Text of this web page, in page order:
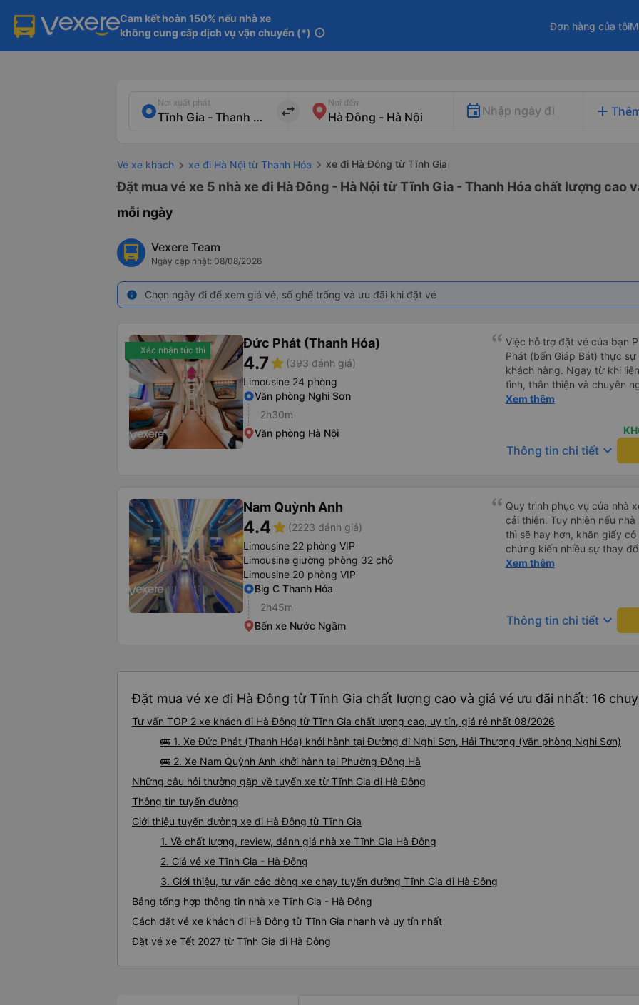
Cam kết hoàn 150% nếu nhà xe
không cung cấp dịch vụ vận chuyển (*) info
Đơn hàng của tôi
Nơi xuất phát
import_export
Nơi đến
Nhập ngày đi add
Vé xe khách xe đi Hà Nội từ Thanh Hóa xe đi Hà Đông từ Tĩnh Gia
Đặt mua vé xe 5 nhà xe đi Hà Đông - Hà Nội từ Tĩnh Gia - Thanh Hóa chất lượng cao
mỗi ngày
Vexere Team
Ngày cập nhật: 08/08/2026
info Chọn ngày đi để xem giá vé, số ghế trống và ưu đãi khi đặt vé
Xác nhận tức thì Đức Phát (Thanh Hóa)
4.7star (393 đánh giá)
Limousine 24 phòng
Văn phòng Nghi Sơn
2h30m
Văn phòng Hà Nội
Việc hỗ trợ đặt vé của bạn
Phát (bến Giáp Bát) thực
khách hàng. Ngay từ khi
tình, thân thiện và chuyên
thắc mắc đều được giải
Yến Nhi còn chủ động hỗ
việc giữ chỗ, xác nhận
cách phục vụ chuyên
cao chất lượng dịch vụ
tích cực cho nhà xe trong
một tấm gương đáng khen
tải hành khách.
Xem thêm
Thông tin chi tiết keyboard_arrow_down
Nam Quỳnh Anh
4.4star (2223 đánh giá)
Limousine 22 phòng VIP
Limousine giường phòng 32 chỗ
Limousine 20 phòng VIP
Big C Thanh Hóa
2h45m
Bến xe Nước Ngầm
Quy trình phục vụ của nhà
cải thiện. Tuy nhiên nếu
thì sẽ hay hơn, khăn giấy
chứng kiến nhiều sự thay
rồi: tài xế và phụ xe ngày
Xem thêm
Thông tin chi tiết keyboard_arrow_down
Đặt mua vé xe đi Hà Đông từ Tĩnh Gia chất lượng cao và giá vé ưu đãi nhất: 16
Tư vấn TOP 2 xe khách đi Hà Đông từ Tĩnh Gia chất lượng cao, uy tín, giá rẻ nhất 08/2026
🚌 1. Xe Đức Phát (Thanh Hóa) khởi hành tại Đường đi Nghi Sơn, Hải Thượng (Văn phòng Nghi Sơn)
🚌 2. Xe Nam Quỳnh Anh khởi hành tại Phường Đông Hà
Những câu hỏi thường gặp về tuyến xe từ Tĩnh Gia đi Hà Đông
Thông tin tuyến đường
Giới thiệu tuyến đường xe đi Hà Đông từ Tĩnh Gia
1. Về chất lượng, review, đánh giá nhà xe Tĩnh Gia Hà Đông
2. Giá vé xe Tĩnh Gia - Hà Đông
3. Giới thiệu, tư vấn các dòng xe chạy tuyến đường Tĩnh Gia đi Hà Đông
Bảng tổng hợp thông tin nhà xe Tĩnh Gia - Hà Đông
Cách đặt vé xe khách đi Hà Đông từ Tĩnh Gia nhanh và uy tín nhất
Đặt vé xe Tết 2027 từ Tĩnh Gia đi Hà Đông